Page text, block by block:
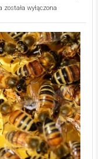
Ekologiczne
Wręczyca
Wielka
z
dofinansowaniem
ponad
15,6
mln
na
modernizację
oczyszczalni
ścieków
[wideo]
została wyłączona